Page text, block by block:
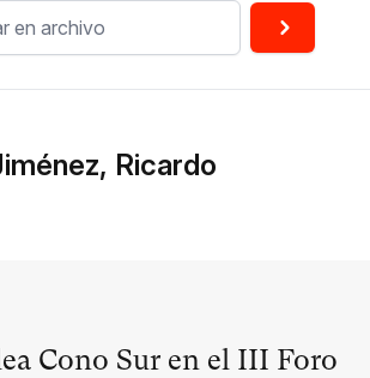
Ricardo
Cono Sur en el III Foro